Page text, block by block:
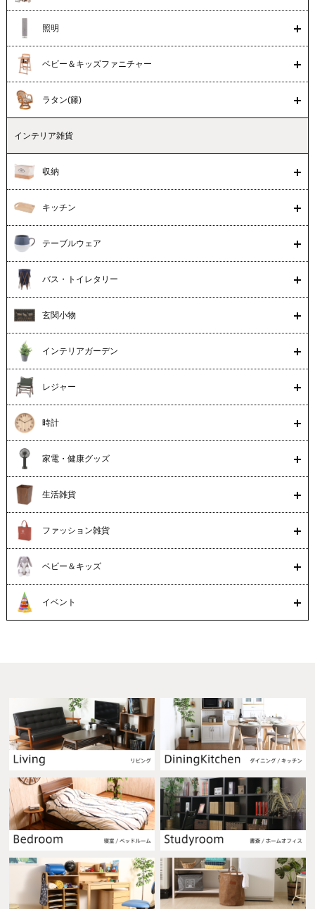
照明
ベビー＆キッズファニチャー
ラタン(籐)
インテリア雑貨
収納
キッチン
テーブルウェア
バス・トイレタリー
玄関小物
インテリアガーデン
レジャー
時計
家電・健康グッズ
生活雑貨
ファッション雑貨
ベビー＆キッズ
イベント